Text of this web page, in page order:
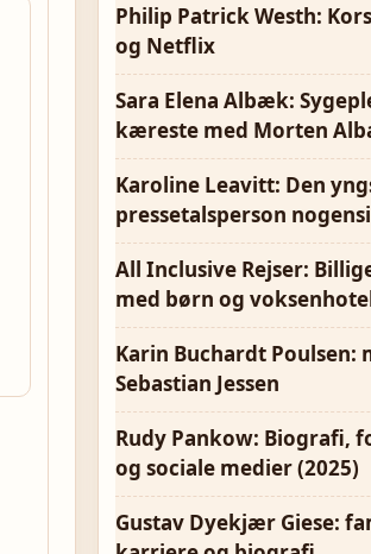
Philip Patrick Westh:
og Netflix
Sara Elena Albæk:
kæreste med Morten
Karoline Leavitt: Den
pressetalsperson
All Inclusive Rejser:
med børn og
Karin Buchardt Poulsen:
Sebastian Jessen
Rudy Pankow: Biografi,
og sociale medier (2025)
Gustav Dyekjær Giese: